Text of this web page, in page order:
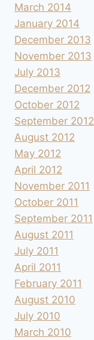
March 2014
January 2014
December 2013
November 2013
July 2013
December 2012
October 2012
September 2012
August 2012
May 2012
April 2012
November 2011
October 2011
September 2011
August 2011
July 2011
April 2011
February 2011
August 2010
July 2010
March 2010